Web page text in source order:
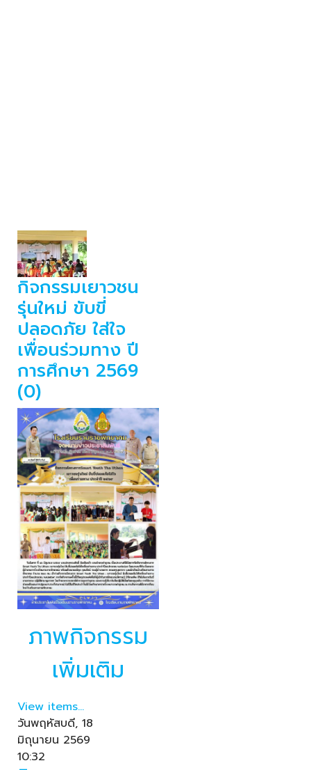
กิจกรรมเยาวชน
รุ่นใหม่ ขับขี่
ปลอดภัย ใส่ใจ
เพื่อนร่วมทาง ปี
การศึกษา 2569
(0)
ภาพกิจกรรม
เพิ่มเติม
View items...
วันพฤหัสบดี, 18
มิถุนายน 2569
10:32